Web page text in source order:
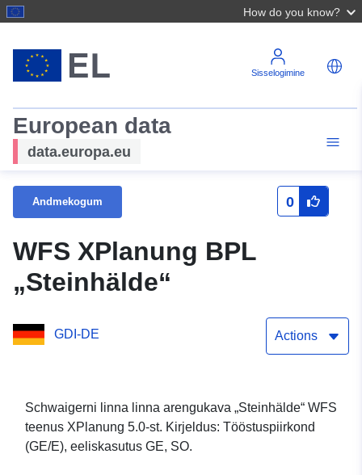
How do you know?
Sisselogimine
European data
data.europa.eu
Andmekogum 0
WFS XPlanung BPL
„Steinhälde“
GDI-DE Actions
Schwaigerni linna linna arengukava „Steinhälde“ WFS
teenus XPlanung 5.0-st. Kirjeldus: Tööstuspiirkond
(GE/E), eeliskasutus GE, SO.